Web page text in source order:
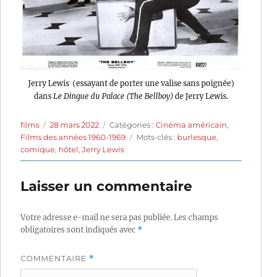
Jerry Lewis (essayant de porter une valise sans poignée)
dans Le Dingue du Palace (The Bellboy)de Jerry Lewis.
Auteur
films
Publié
le
28 mars 2022 Catégories
Catégories :Cinéma américain,
Films des années 1960-1969
Étiquettes
Mots-clés : burlesque,
comique, hôtel,Jerry Lewis
Laisser un commentaire
Votre adresse e-mail ne sera pas publiée.Les champs
obligatoires sont indiqués avec *
COMMENTAIRE *